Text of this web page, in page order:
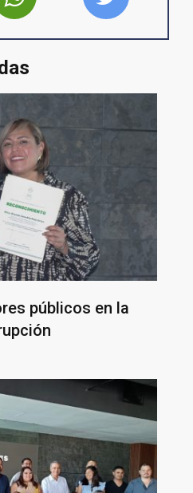
públicos en la